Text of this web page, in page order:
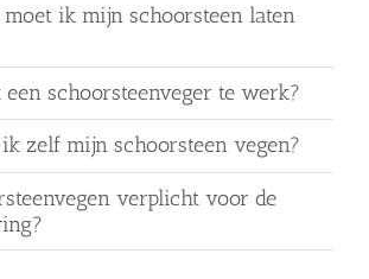
moet ik mijn schoorsteen laten
een schoorsteenveger te werk?
zelf mijn schoorsteen vegen?
verplicht voor de